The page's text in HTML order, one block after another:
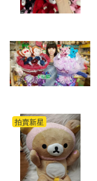
拍賣新星